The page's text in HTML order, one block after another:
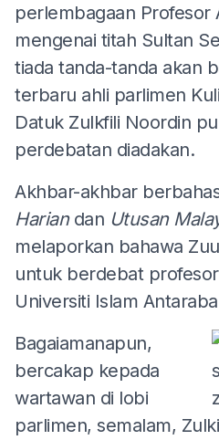
perlembagaan Profesor
mengenai titah Sultan
tiada tanda-tanda akan
terbaru ahli parlimen
Datuk Zulkfili Noordin
perdebatan diadakan.
Akhbar-akhbar
Harian dan Utusan
melaporkan bahawa
untuk berdebat
Universiti Islam
Bagaiamanapun,
bercakap kepada
wartawan di lobi
parlimen, semalam,